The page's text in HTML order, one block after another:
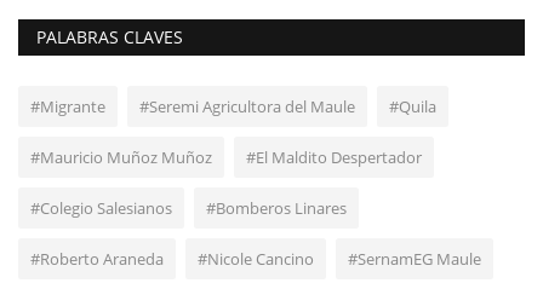
PALABRAS CLAVES
#Migrante #Seremi Agricultora del Maule #Quila
#Mauricio Muñoz Muñoz #El Maldito Despertador
#Colegio Salesianos #Bomberos Linares
#Roberto Araneda #Nicole Cancino #SernamEG Maule